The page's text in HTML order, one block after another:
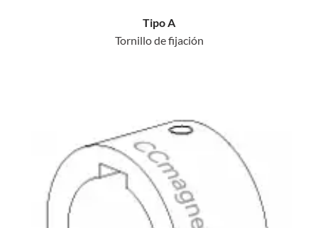
Tipo A
Tornillo de fijación